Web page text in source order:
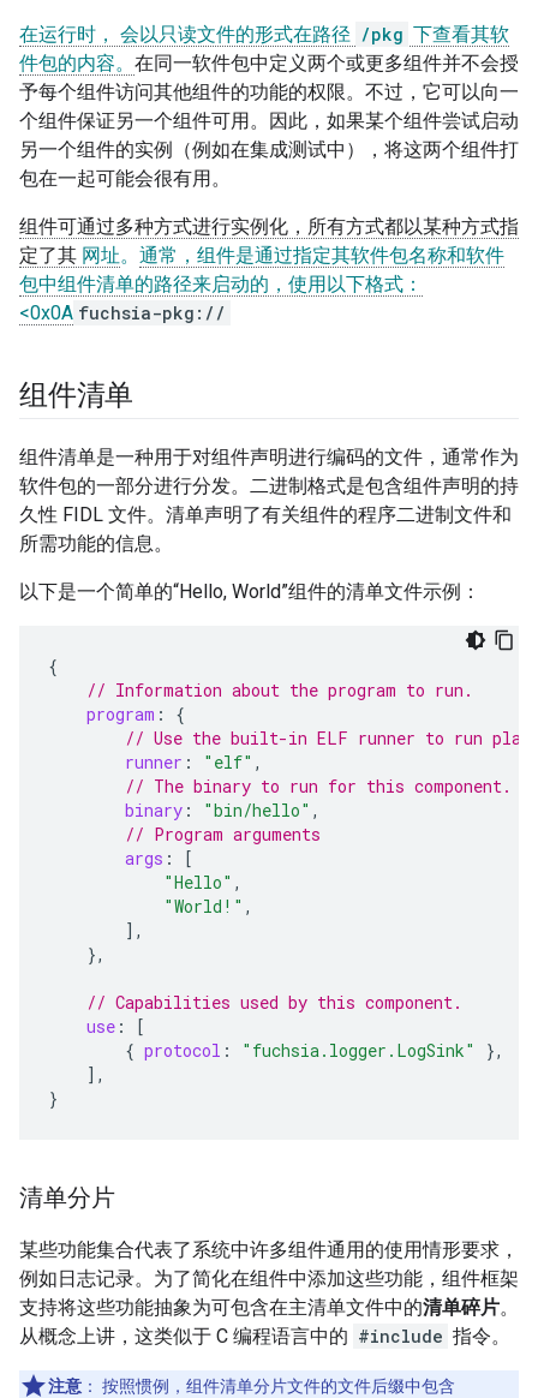
在运行时， 会以只读文件的形式在路径 /pkg 下查看其软
件包的内容。 在同一软件包中定义两个或更多组件并不会授
予每个组件访问其他组件的功能的权限。不过，它可以向一
个组件保证另一个组件可用。因此，如果某个组件尝试启动
另一个组件的实例（例如在集成测试中），将这两个组件打
包在一起可能会很有用。
组件可通过多种方式进行实例化，所有方式都以某种方式指
定了其 网址。 通常，组件是通过指定其软件包名称和软件
包中组件清单的路径来启动的，使用以下格式：
<0x0A fuchsia-pkg://
组件清单
组件清单是一种用于对组件声明进行编码的文件，通常作为
软件包的一部分进行分发。二进制格式是包含组件声明的持
久性 FIDL 文件。清单声明了有关组件的程序二进制文件和
所需功能的信息。
以下是一个简单的“Hello, World”组件的清单文件示例：
{
// Information about the program to run.
program :
{
// Use the built-in ELF runner to run
runner : "elf" ,
// The binary to run for this component.
binary : "bin/hello" ,
// Program arguments
args :
[
"Hello" ,
"World!" ,
],
},
// Capabilities used by this component.
use :
[
{ protocol : "fuchsia.logger.LogSink"
},
],
}
清单分片
某些功能集合代表了系统中许多组件通用的使用情形要求，
例如日志记录。为了简化在组件中添加这些功能，组件框架
支持将这些功能抽象为可包含在主清单文件中的清单碎片。
从概念上讲，这类似于 C 编程语言中的 #include 指令。
注意 ： 按照惯例，组件清单分片文件的文件后缀中包含